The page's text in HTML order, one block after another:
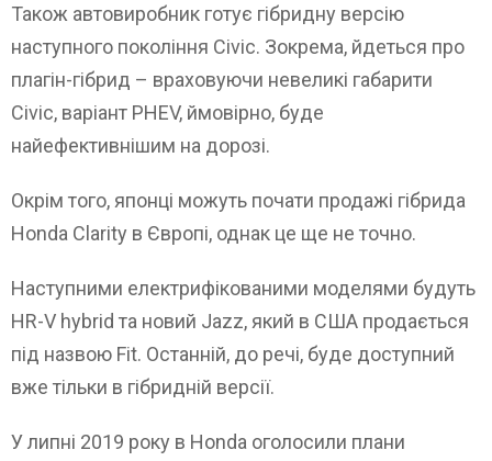
Також автовиробник готує гібридну версію
наступного покоління Civic. Зокрема, йдеться про
плагін-гібрид – враховуючи невеликі габарити
Civic, варіант PHEV, ймовірно, буде
найефективнішим на дорозі.
Окрім того, японці можуть почати продажі гібрида
Honda Clarity в Європі, однак це ще не точно.
Наступними електрифікованими моделями будуть
HR-V hybrid та новий Jazz, який в США продається
під назвою Fit. Останній, до речі, буде доступний
вже тільки в гібридній версії.
У липні 2019 року в Honda оголосили плани